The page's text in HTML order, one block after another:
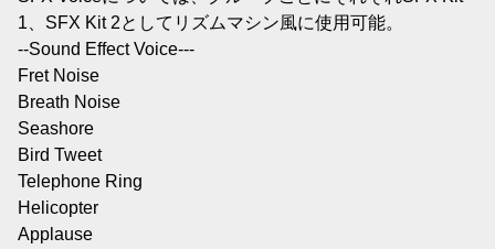
1、SFX Kit 2としてリズムマシン風に使用可能。
--Sound Effect Voice---
Fret Noise
Breath Noise
Seashore
Bird Tweet
Telephone Ring
Helicopter
Applause